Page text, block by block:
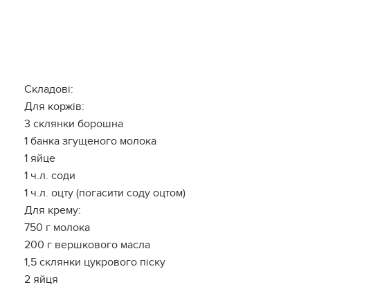
Складові:
Для коржів:
3 склянки борошна
1 банка згущеного молока
1 яйце
1 ч.л. соди
1 ч.л. оцту (погасити соду оцтом)
Для крему:
750 г молока
200 г вершкового масла
1,5 склянки цукрового піску
2 яйця